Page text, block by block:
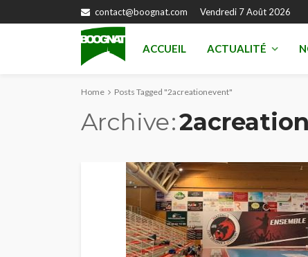
contact@boognat.com Vendredi 7 Août 2026
ACCUEIL ACTUALITÉ
Home Posts Tagged "2acreationevent"
Archive